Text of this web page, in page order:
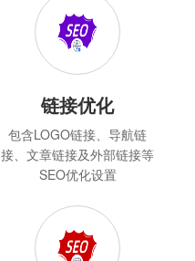
链接优化
包含LOGO链接、导航链
接、文章链接及外部链接等
SEO优化设置